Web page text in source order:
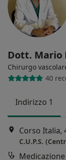
Dott. Mario
Chirurgo
40
Indirizzo 1
Corso Italia,
C.U.P.S.
Medicazione